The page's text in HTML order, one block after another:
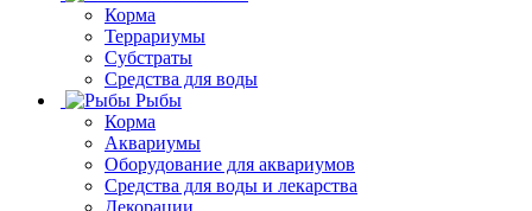
Корма
Террариумы
Субстраты
Средства для воды
Рыбы
Корма
Аквариумы
Оборудование для аквариумов
Средства для воды и лекарства
Декорации